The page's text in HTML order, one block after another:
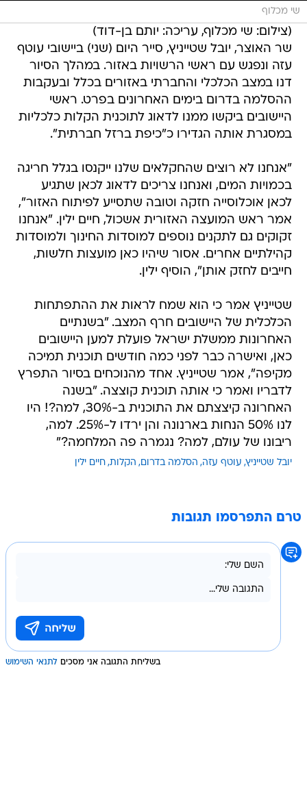
שי מכלוף
(צילום: שי מכלוף, עריכה: יותם בן-דוד)
שר האוצר, יובל שטייניץ, סייר היום (שני) ביישובי עוטף
עזה ונפגש עם ראשי הרשויות באזור. במהלך הסיור
דנו במצב הכלכלי והחברתי באזורים בכלל ובעקבות
ההסלמה בדרום בימים האחרונים בפרט. ראשי
היישובים ביקשו ממנו לדאוג לתוכנית הקלות כלכליות
במסגרת אותה הגדירו כ"כיפת ברזל חברתית".
"אנחנו לא רוצים שהחקלאים שלנו ייקנסו בגלל חריגה
בכמויות המים, ואנחנו צריכים לדאוג לכאן שתגיע
לכאן אוכלוסייה חזקה וטובה שתסייע לפיתוח האזור",
אמר ראש המועצה האזורית אשכול, חיים ילין. "אנחנו
זקוקים גם לתקנים נוספים למוסדות החינוך ולמוסדות
קהילתיים אחרים. אסור שיהיו כאן מועצות חלשות,
חייבים לחזק אותן", הוסיף ילין.
שטייניץ אמר כי הוא שמח לראות את ההתפתחות
הכלכלית של היישובים חרף המצב. "בשנתיים
האחרונות ממשלת ישראל פועלת למען היישובים
כאן, ואישרה כבר לפני כמה חודשים תוכנית תמיכה
מקיפה", אמר שטייניץ. אחד מהנוכחים בסיור התפרץ
לדבריו ואמר כי אותה תוכנית קוצצה. "בשנה
האחרונה קיצצתם את התוכנית ב-30%, למה?! היו
לנו 50% הנחות בארנונה והן ירדו ל-25%. למה,
ריבונו של עולם, למה? נגמרה פה המלחמה?"
יובל שטייניץ עוטף עזה הסלמה בדרום הקלות חיים ילין
טרם התפרסמו תגובות
בשליחת התגובה אני מסכים לתנאי השימוש